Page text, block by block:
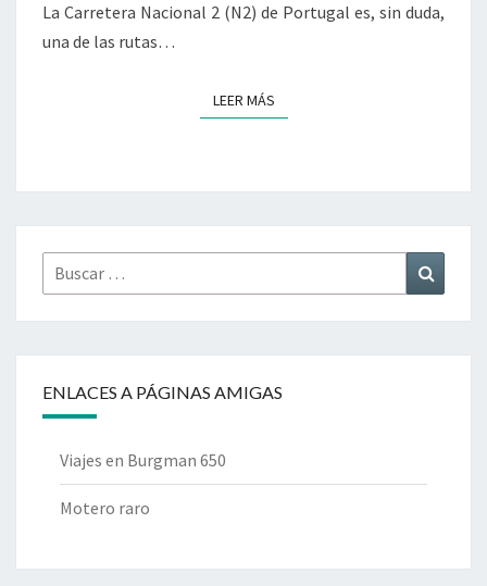
La Carretera Nacional 2 (N2) de Portugal es, sin duda,
una de las rutas…
LEER MÁSLEER MÁS
Buscar
por:
ENLACES A PÁGINAS AMIGAS
Viajes en Burgman 650
Motero raro